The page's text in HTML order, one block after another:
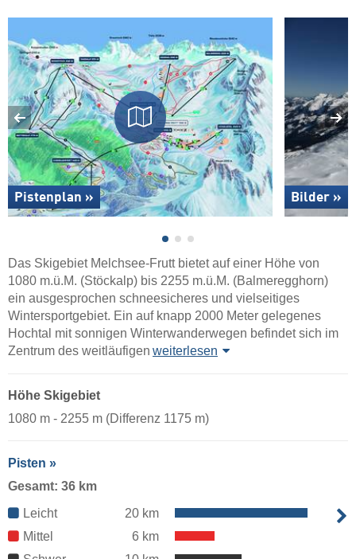
Pistenplan » Bilder »
Das Skigebiet Melchsee-Frutt bietet auf einer Höhe von
1080 m.ü.M. (Stöckalp) bis 2255 m.ü.M. (Balmeregghorn)
ein ausgesprochen schneesicheres und vielseitiges
Wintersportgebiet. Ein auf knapp 2000 Meter gelegenes
Hochtal mit sonnigen Winterwanderwegen befindet sich im
Zentrum des weitläufigen weiterlesen
Höhe Skigebiet
1080 m - 2255 m (Differenz 1175 m)
Pisten »
Gesamt: 36 km
Leicht
20 km
Mittel
6 km